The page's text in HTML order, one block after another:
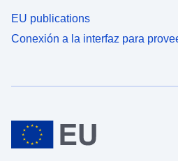
EU publications
Conexión a la interfaz para